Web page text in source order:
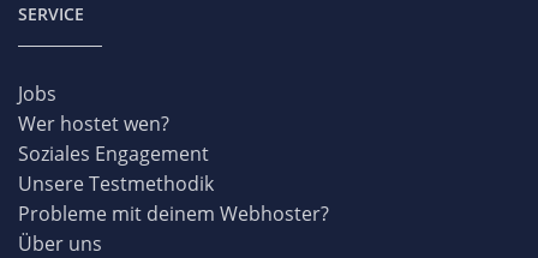
SERVICE
Jobs
Wer hostet wen?
Soziales Engagement
Unsere Testmethodik
Probleme mit deinem Webhoster?
Über uns